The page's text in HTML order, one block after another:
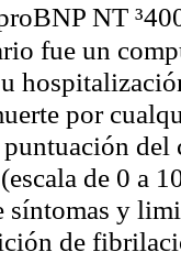
NT
fue un
por
puntuación
de 0 a
síntomas y
de